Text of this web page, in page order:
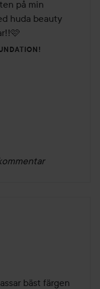
på min
huda beauty
bäst färgen